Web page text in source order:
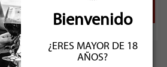
Bienvenido
¿ERES MAYOR DE 18
AÑOS?